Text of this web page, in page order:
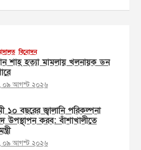
বিনোদন
শাহ হত্যা মামলায় খলনায়ক ডন
০৯ আগস্ট ২০২৬
১০ বছরের জ্বালানি পরিকল্পনা
উপস্থাপন করব: বাঁশাখালীতে
০৯ আগস্ট ২০২৬